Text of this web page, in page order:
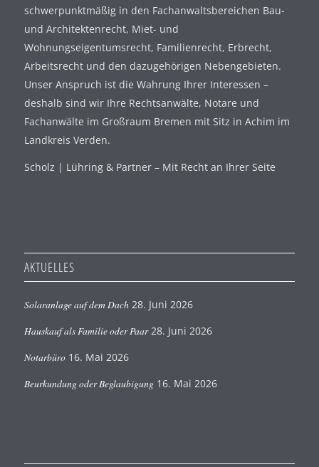
schwerpunktmäßig in den Fachanwaltsbereichen Bau-
und Architektenrecht, Miet- und
Wohnungseigentumsrecht, Familienrecht, Erbrecht,
Arbeitsrecht und den dazugehörigen Nebengebieten.
Unser Anspruch ist die Wahrung Ihrer Interessen –
deshalb sind wir Ihre Rechtsanwälte, Notare und
Fachanwälte im Großraum Bremen mit Sitz in Achim im
Landkreis Verden.
Scholz | Lühring & Partner – Mit Recht an Ihrer Seite
AKTUELLES
Solaranlage auf dem Dach 28. Juni 2026
Hauskauf als Familie oder Paar 28. Juni 2026
Notarbüro 16. Mai 2026
Beurkundung oder Beglaubigung 16. Mai 2026